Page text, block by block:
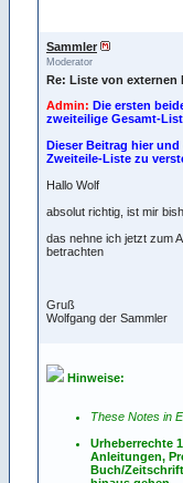
Sammler
Moderator
Re: Liste von externen
Admin: Die ersten
zweiteilige Gesamt-
Dieser Beitrag hier
Zweiteile-Liste zu
Hallo Wolf
absolut richtig, ist mir
das nehne ich jetzt zum
betrachten
Gruß
Wolfgang der Sammler
Hinweise:
These Notes in
Urheberrechte
Anleitungen,
Buch/